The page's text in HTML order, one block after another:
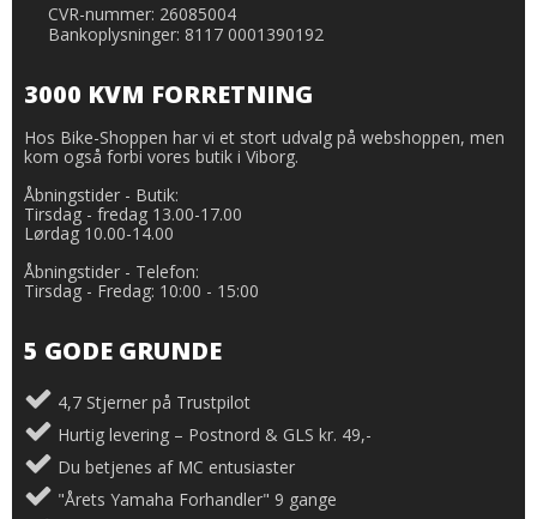
CVR-nummer: 26085004
Bankoplysninger: 8117 0001390192
3000 KVM FORRETNING
Hos Bike-Shoppen har vi et stort udvalg på webshoppen, men
kom også forbi vores butik i Viborg.
Åbningstider - Butik:
Tirsdag - fredag 13.00-17.00
Lørdag 10.00-14.00
Åbningstider - Telefon:
Tirsdag - Fredag: 10:00 - 15:00
5 GODE GRUNDE
4,7 Stjerner på Trustpilot
Hurtig levering – Postnord & GLS kr. 49,-
Du betjenes af MC entusiaster
"Årets Yamaha Forhandler" 9 gange